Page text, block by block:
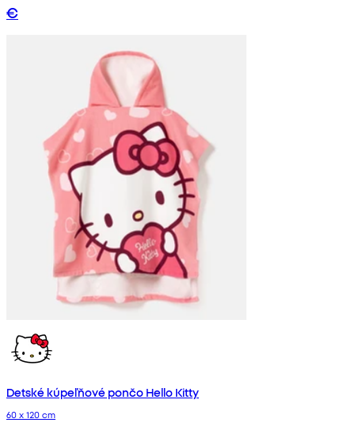
€
Detské kúpeľňové pončo Hello Kitty
60 x 120 cm